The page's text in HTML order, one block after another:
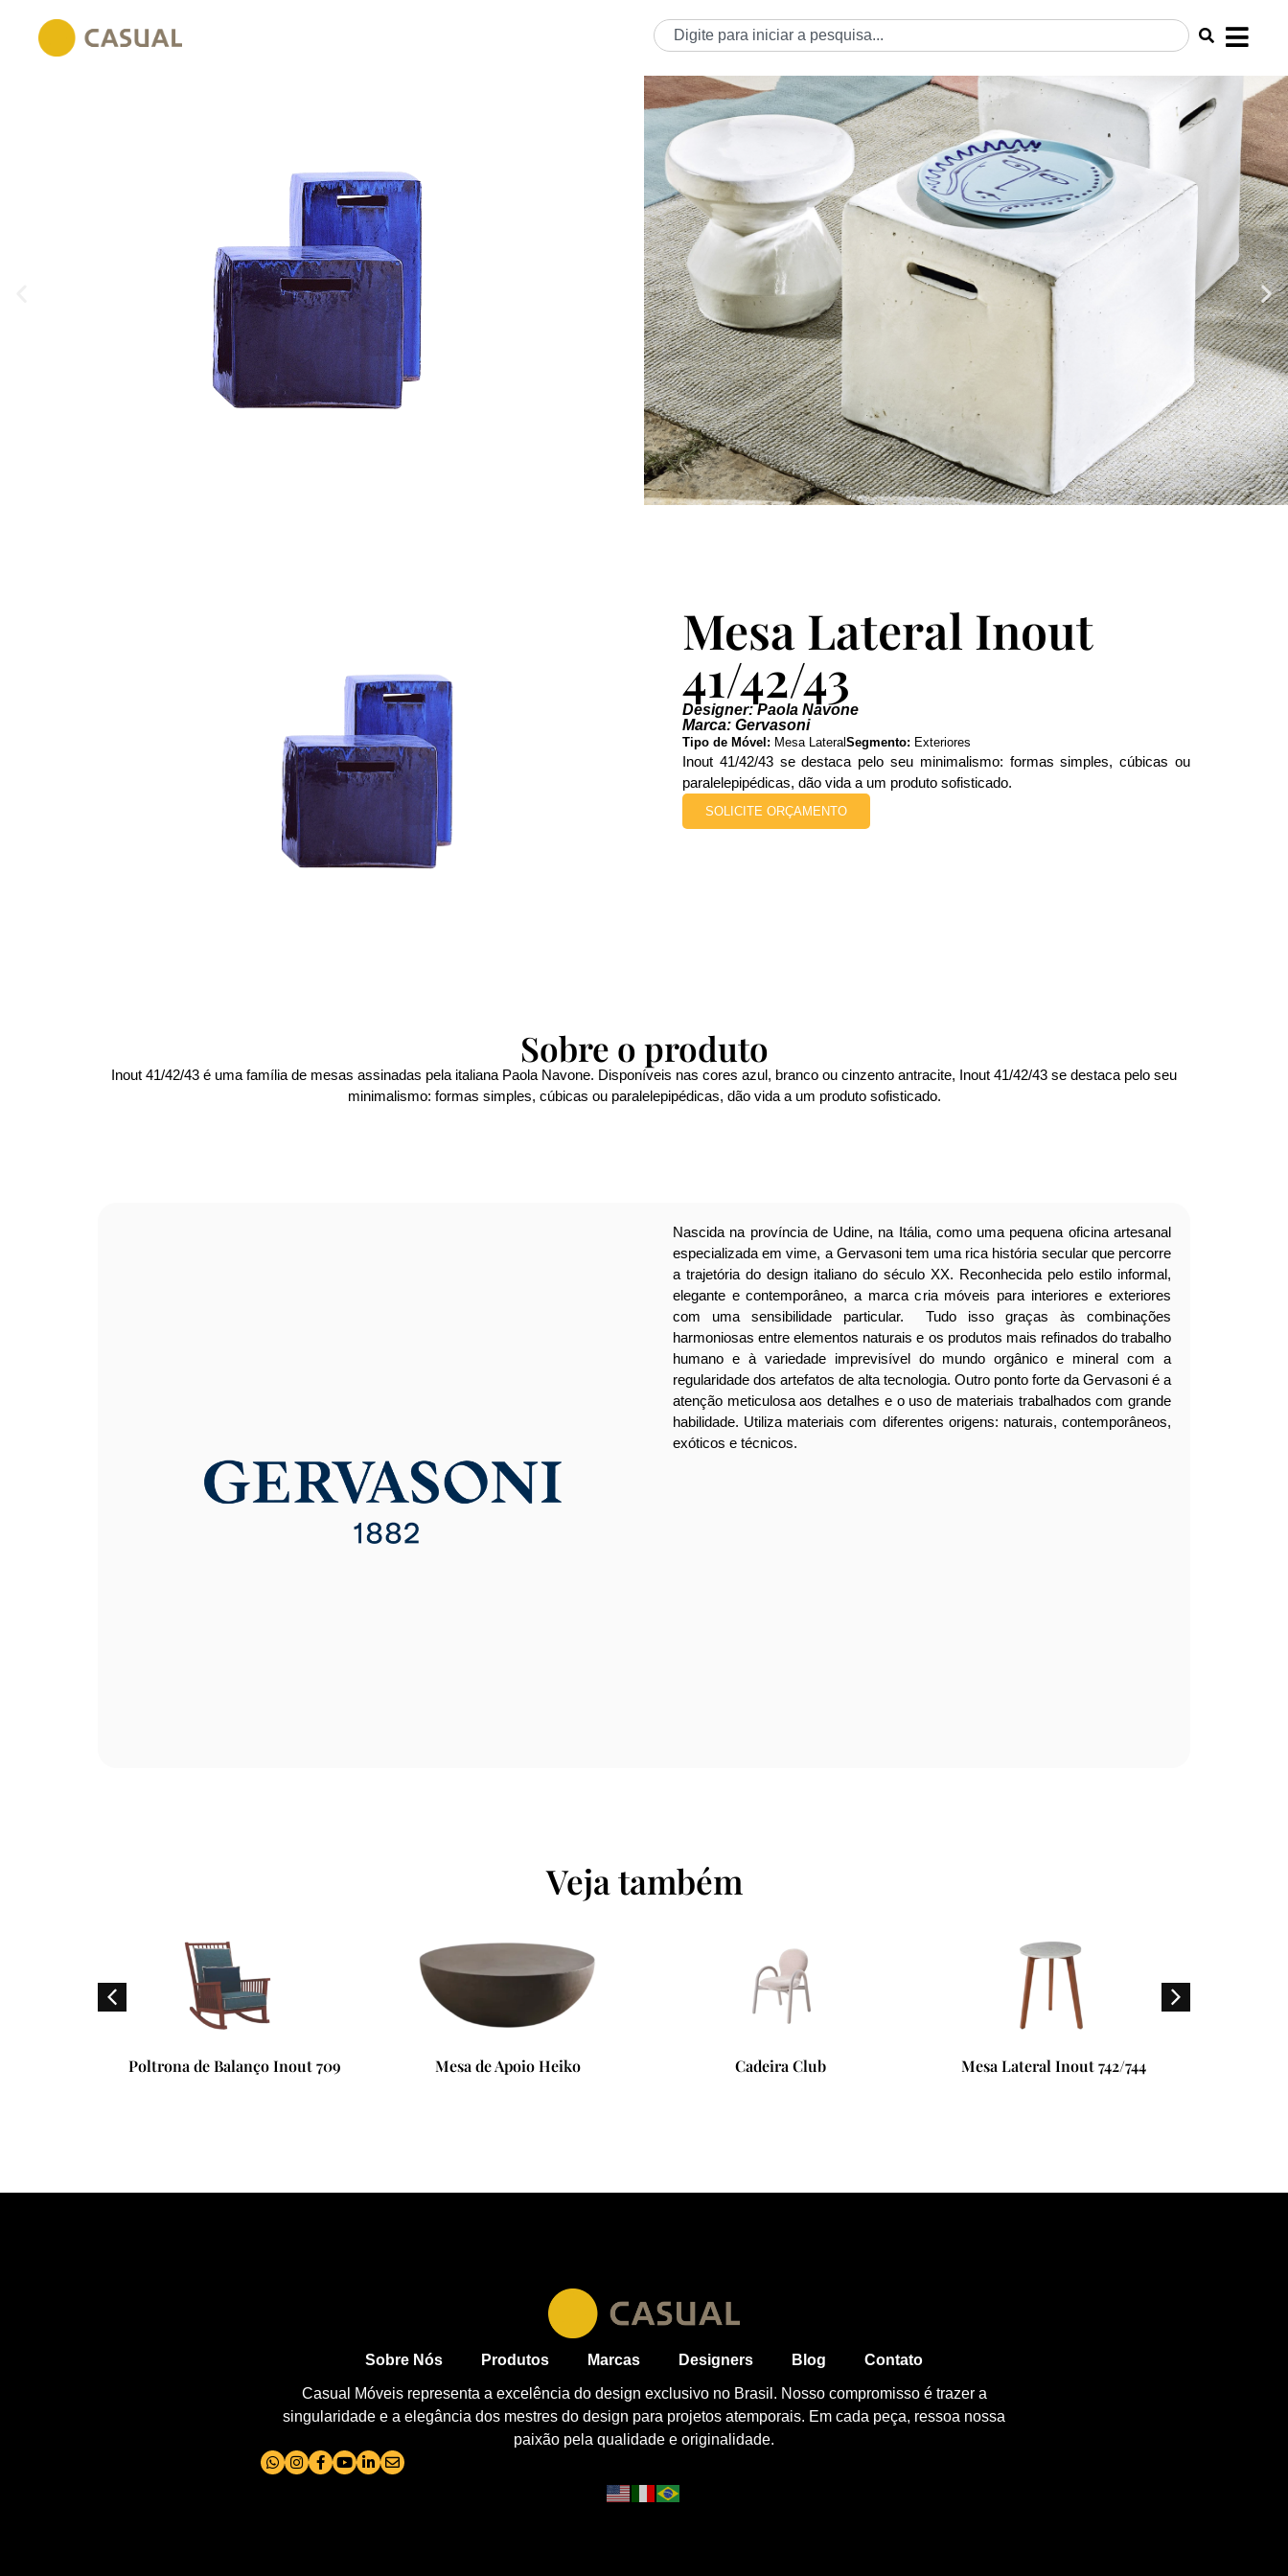
Mesa Lateral Inout
41/42/43
Designer: Paola Navone
Marca: Gervasoni
Tipo de Móvel: Mesa LateralSegmento: Exteriores
Inout 41/42/43 se destaca pelo seu minimalismo: formas simples, cúbicas ou
paralelepipédicas, dão vida a um produto sofisticado.‎
SOLICITE ORÇAMENTO
Sobre o produto
Inout 41/42/43 é uma família de mesas assinadas pela italiana Paola Navone. Disponíveis nas cores azul, branco ou cinzento antracite, Inout 41/42/43 se destaca pelo seu
minimalismo: formas simples, cúbicas ou paralelepipédicas, dão vida a um produto sofisticado.‎
Nascida na província de Udine, na Itália, como uma pequena oficina artesanal
especializada em vime, a Gervasoni tem uma rica história secular que percorre
a trajetória do design italiano do século XX. Reconhecida pelo estilo informal,
elegante e contemporâneo, a marca cria móveis para interiores e exteriores
com uma sensibilidade particular.
Tudo isso graças às combinações
harmoniosas entre elementos naturais e os produtos mais refinados do trabalho
humano e à variedade imprevisível do mundo orgânico e mineral com a
regularidade dos artefatos de alta tecnologia. Outro ponto forte da Gervasoni é a
atenção meticulosa aos detalhes e o uso de materiais trabalhados com grande
habilidade. Utiliza materiais com diferentes origens: naturais, contemporâneos,
exóticos e técnicos.
Veja também
Poltrona de Balanço Inout 709 Mesa de Apoio Heiko Cadeira Club Mesa Lateral Inout 742/744
Sobre Nós Produtos Marcas Designers Blog Contato
Casual Móveis representa a excelência do design exclusivo no Brasil. Nosso compromisso é trazer a
singularidade e a elegância dos mestres do design para projetos atemporais. Em cada peça, ressoa nossa
paixão pela qualidade e originalidade.